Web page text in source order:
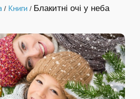
/ Книги / Блакитні очі у неба